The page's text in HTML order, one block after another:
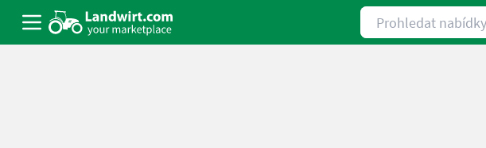
Prohledat nabídky